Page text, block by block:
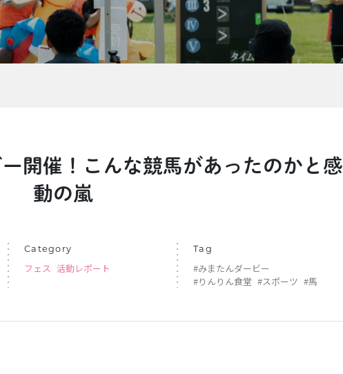
NEWS
EVENTS
開催！こんな競馬があったのかと感
動の嵐
Category
フェス 活動レポート
Tag
#みまたんダービー
#りんりん食堂 #スポーツ #馬